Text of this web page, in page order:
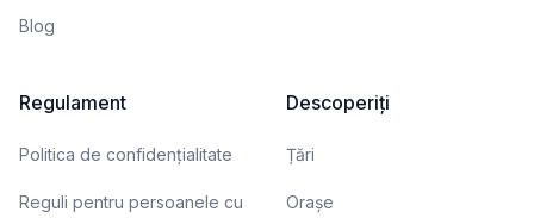
Blog
Regulament
Politica de confidențialitate
Reguli pentru persoanele cu
Descoperiți
Țări
Orașe